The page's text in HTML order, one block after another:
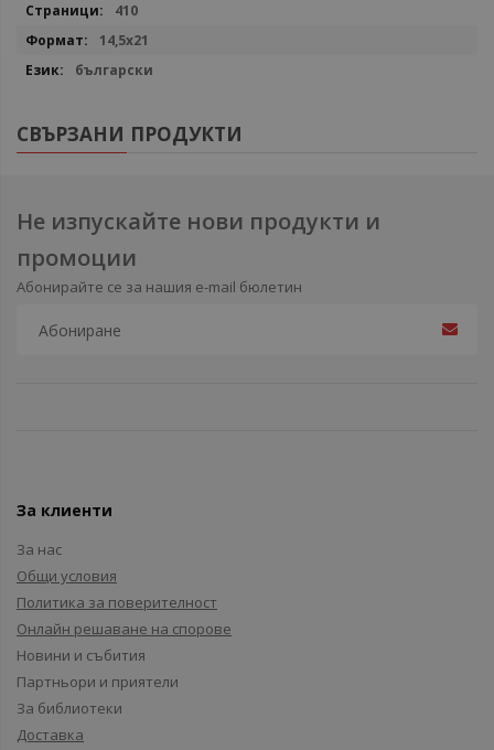
410
14,5х21
български
СВЪРЗАНИ ПРОДУКТИ
Не изпускайте нови продукти и
промоции
Абонирайте се за нашия e-mail бюлетин
За клиенти
За нас
Общи условия
Политика за поверителност
Онлайн решаване на спорове
Новини и събития
Партньори и приятели
За библиотеки
Доставка